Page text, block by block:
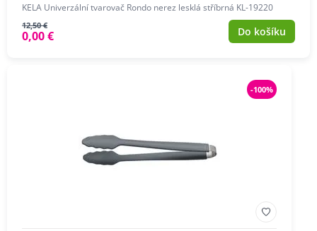
KELA Univerzální tvarovač Rondo nerez lesklá stříbrná KL-19220
12,50 €
0,00 € Do košíku
-100%